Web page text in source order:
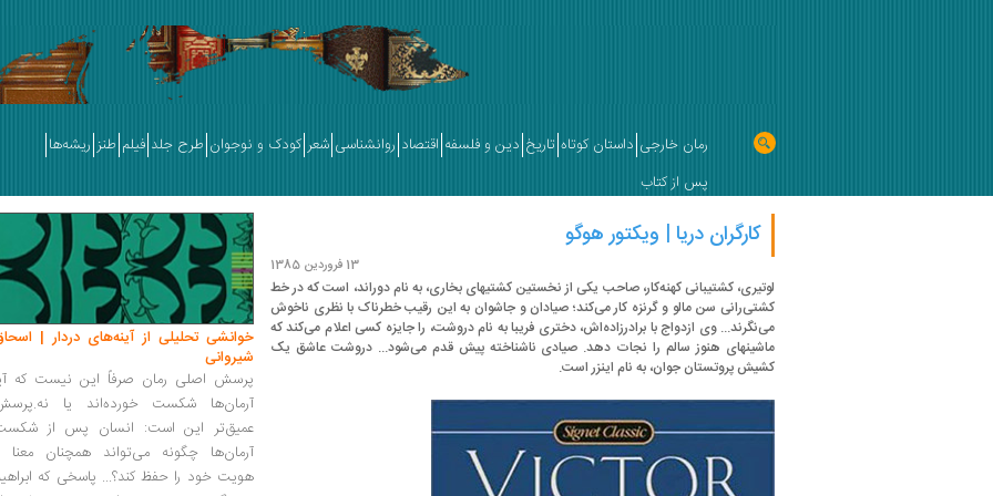
رمان خارجی داستان کوتاه تاریخ دین و فلسفه اقتصاد روانشناسی شعر کودک و نوجوان طرح جلد فیلم طنز ریشه‌ها
پس از کتاب
کارگران دریا | ویکتور هوگو
13 فروردین 1385
لوتیری، کشتیبانی کهنه‌کار، صاحب یکی از نخستین کشتیهای بخاری، به نام دوراند، است که در خط
کشتی‌رانی سن مالو و گرنزه کار می‌کند؛ صیادان و جاشوان به این رقیب خطرناک با نظری ناخوش
می‌نگرند... وی ازدواج با برادرزاده‌اش، دختری فریبا به نام دروشت، را جایزه کسی اعلام می‌کند که
ماشینهای هنوز سالم را نجات دهد. صیادی ناشناخته پیش قدم می‌شود... دروشت عاشق یک
کشیش پروتستان جوان، به نام اینزر است.
خوانشی تحلیلی از آینه‌های دردار |
شیروانی
پرسش اصلی رمان صرفاً این نیست که
آرمان‌ها شکست خورده‌اند یا
عمیق‌تر این است: انسان پس از
آرمان‌ها چگونه می‌تواند همچنان معنا
هویت خود را حفظ کند؟... پاسخی که